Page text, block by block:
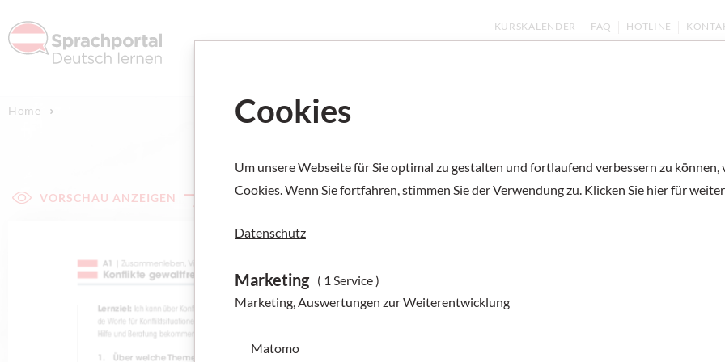
KURSKALENDER FAQ HOTLINE
Home
VORSCHAU ANZEIGEN
Materialien
Österreich:
Cookies
Um unsere Webseite für Sie optimal zu gestalten und fortlaufend verbessern zu
Cookies. Wenn Sie fortfahren, stimmen Sie der Verwendung zu. Klicken Sie hier für
Datenschutz
Marketing ( 1 Service )
Marketing, Auswertungen zur Weiterentwicklung
Matomo